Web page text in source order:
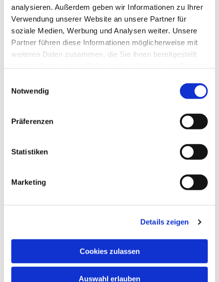
analysieren. Außerdem geben wir Informationen zu Ihrer
Verwendung unserer Website an unsere Partner für
soziale Medien, Werbung und Analysen weiter. Unsere
Partner führen diese Informationen möglicherweise mit
weiteren Daten zusammen, die Sie ihnen bereitgestellt
Notwendig
Präferenzen
Statistiken
Marketing
Details zeigen
Cookies zulassen
Auswahl erlauben
Veranstaltungen